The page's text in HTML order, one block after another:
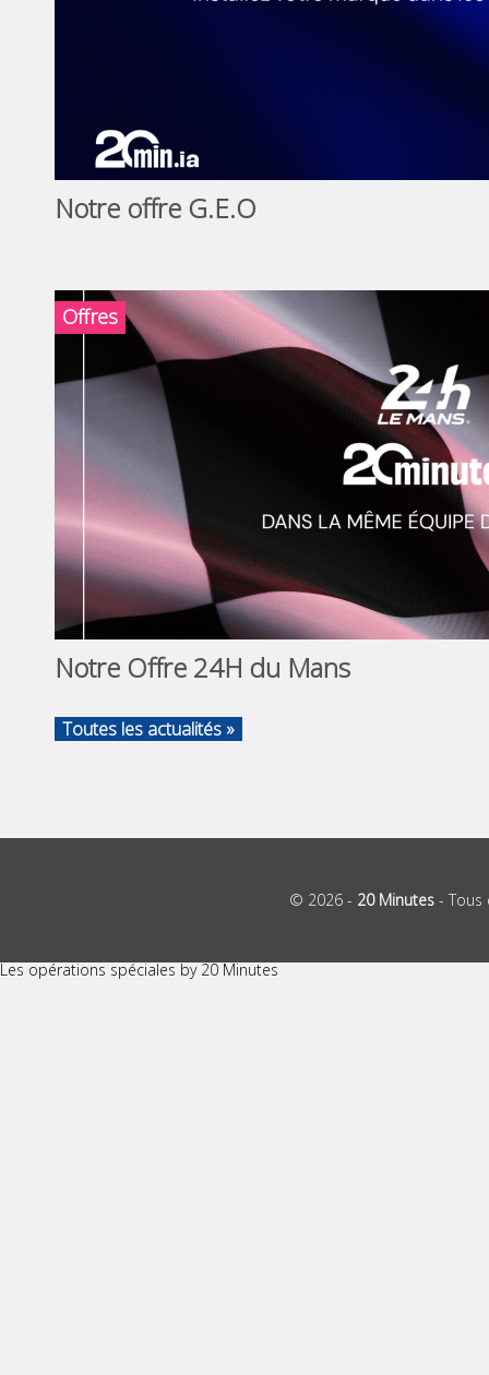
Notre offre G.E.O
Offres
Notre Offre 24H du Mans
Toutes les actualités »
© 2026 - 20 Minutes -
Les opérations spéciales by 20 Minutes